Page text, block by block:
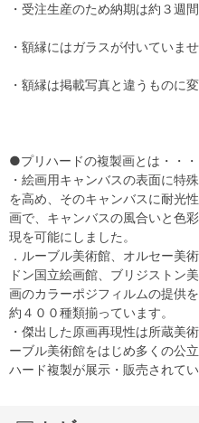
・受注生産のため納期は約３週
・額縁にはガラスが付いていませ
・額縁は掲載写真と違うものに
●プリハードの複製画とは・・・
・絵画用キャンバスの表面に特
を高め、そのキャンバスに耐光
画で、キャンバスの風合いと色
現を可能にしました。
．ルーブル美術館、オルセー美
ドン国立絵画館、ブリジストン
画のカラーポジフィルムの提供
約４００種類揃っています。
・傑出した原画再現性は所蔵美
ーブル美術館をはじめ多くの公
ハード複製が展示・販売されてい